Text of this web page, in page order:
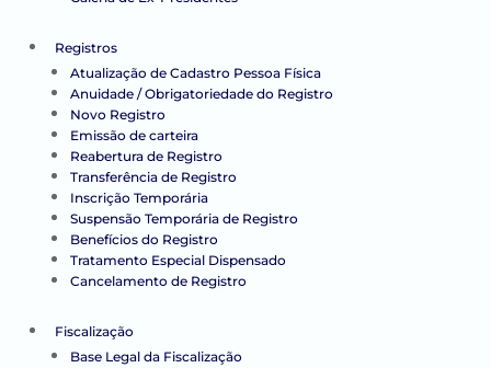
Registros
Atualização de Cadastro Pessoa Física
Anuidade / Obrigatoriedade do Registro
Novo Registro
Emissão de carteira
Reabertura de Registro
Transferência de Registro
Inscrição Temporária
Suspensão Temporária de Registro
Benefícios do Registro
Tratamento Especial Dispensado
Cancelamento de Registro
Fiscalização
Base Legal da Fiscalização